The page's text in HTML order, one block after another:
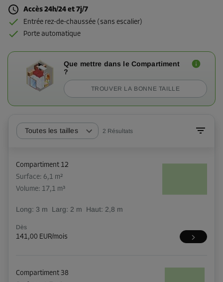
Accès 24h/24 et 7j/7
Entrée rez-de-chaussée (sans escalier)
Porte automatique
Que mettre dans le Compartiment
?
TROUVER LA BONNE TAILLE
Toutes les tailles 2 Résultats
Compartiment 12
Surface: 6,1 m²
Volume: 17,1 m³
Long: 3 m Larg: 2 m Haut: 2,8 m
Dès
141,00 EUR/mois
Compartiment 38